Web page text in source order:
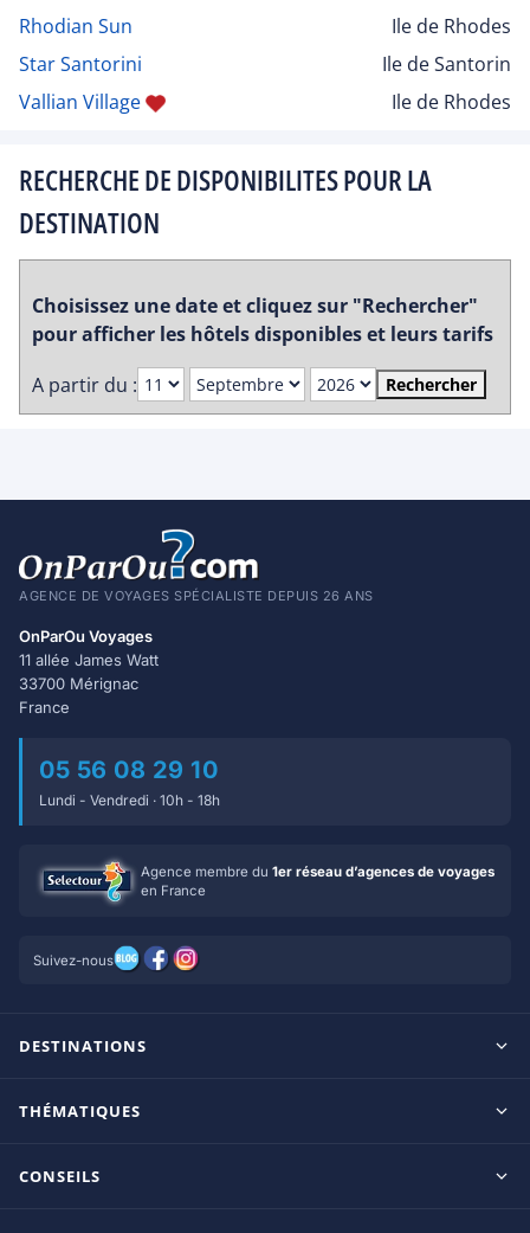
Rhodian Sun
Ile de Rhodes
Star Santorini
Ile de Santorin
Vallian Village
Ile de Rhodes
RECHERCHE DE DISPONIBILITES POUR LA
DESTINATION
Choisissez une date et cliquez sur "Rechercher"
pour afficher les hôtels disponibles et leurs tarifs
A partir du :
Rechercher
AGENCE DE VOYAGES SPÉCIALISTE DEPUIS 26 ANS
OnParOu Voyages
11 allée James Watt
33700 Mérignac
France
05 56 08 29 10
Lundi - Vendredi · 10h - 18h
Agence membre du 1er réseau d’agences de voyages
en France
Suivez-nous
DESTINATIONS
Ile Maurice
THÉMATIQUES
CONSEILS